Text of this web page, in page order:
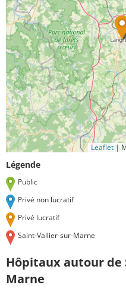
Leaflet |
Légende
Public
Privé non lucratif
Privé lucratif
Saint-Vallier-sur-Marne
Hôpitaux autour de
Marne